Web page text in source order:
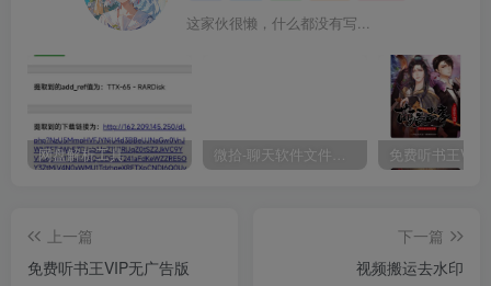
这家伙很懒，什么都没有写...
网盘解析工具 微拾-聊天软件文件清理类工具
上一篇
免费听书王VIP无广告版
下一篇
视频搬运去水印